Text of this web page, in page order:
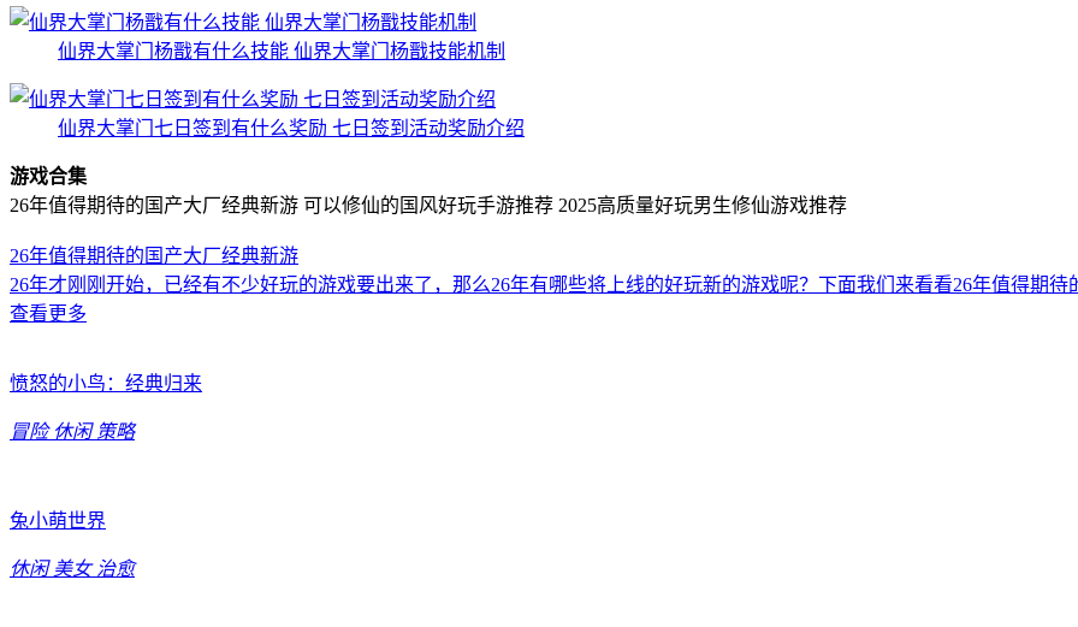
仙界大掌门杨戬有什么技能 仙界大掌门杨戬技能机制
仙界大掌门七日签到有什么奖励 七日签到活动奖励介绍
游戏合集
26年值得期待的国产大厂经典新游 可以修仙的国风好玩手游推荐 2025高质量好玩男生修仙游戏推荐
26年值得期待的国产大厂经典新游
26年才刚刚开始，已经有不少好玩的游戏要出来了，那么26年有哪些将上线的好玩新的游戏呢？下面我们来看看26年值得期待
查看更多
愤怒的小鸟：经典归来
冒险 休闲 策略
兔小萌世界
休闲 美女 治愈